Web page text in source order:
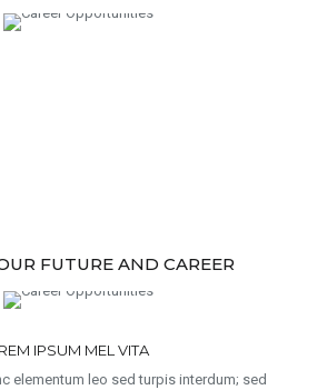
FUTURE AND CAREER
IPSUM MEL VITA
elementum leo sed turpis interdum; sed